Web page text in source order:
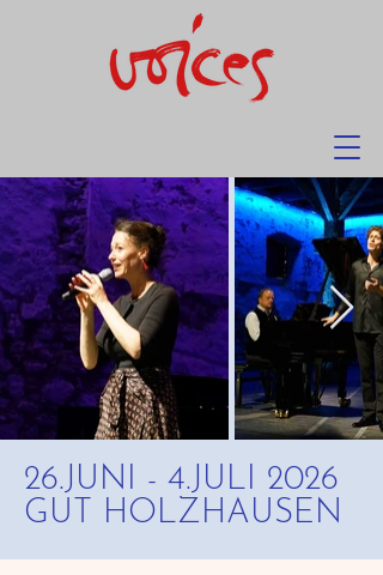
26.JUNI - 4.JULI 2026
GUT HOLZHAUSEN